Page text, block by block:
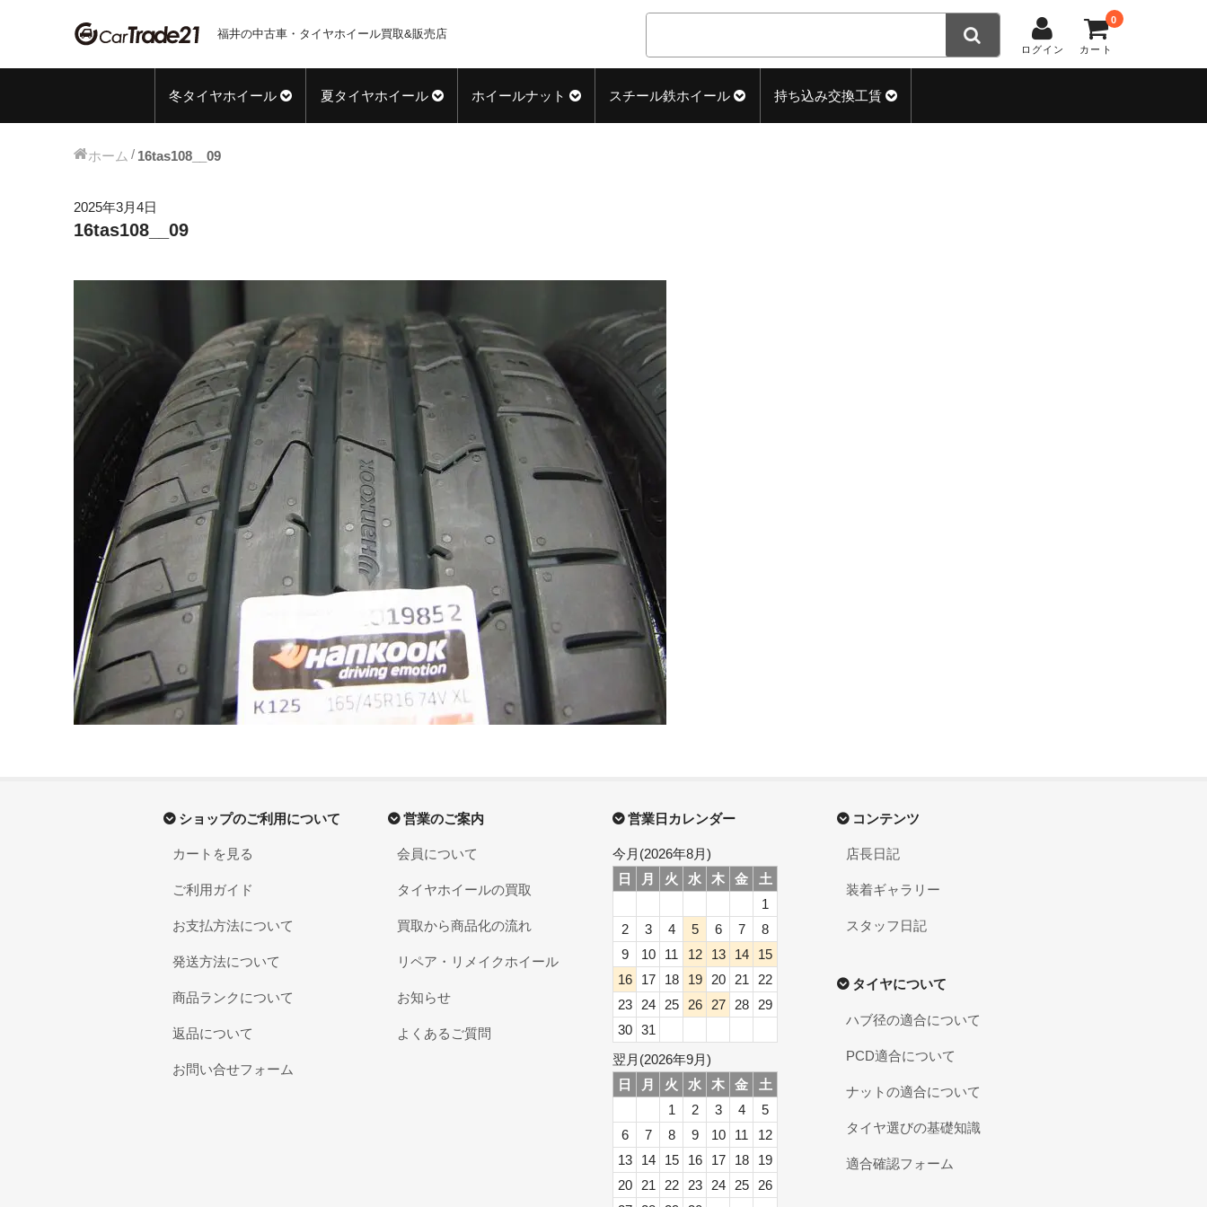
福井の中古車・タイヤホイール買取&販売店
ログイン カート
0
冬タイヤホイール 夏タイヤホイール ホイールナット スチール鉄ホイール 持ち込み交換工賃
ホーム 16tas108__09
2025年3月4日
16tas108__09
ショップのご利用について
カートを見る
ご利用ガイド
お支払方法について
発送方法について
商品ランクについて
返品について
お問い合せフォーム
営業のご案内
会員について
タイヤホイールの買取
買取から商品化の流れ
リペア・リメイクホイール
お知らせ
よくあるご質問
コンテンツ
店長日記
装着ギャラリー
スタッフ日記
タイヤについて
ハブ径の適合について
PCD適合について
ナットの適合について
タイヤ選びの基礎知識
適合確認フォーム
営業日カレンダー
今月(2026年8月)
日
月 火 水 木 金
土
1
2
3 4 5 6 7
8
9
10 11 12 13 14
15
16
17 18 19 20 21
22
23
24 25 26 27 28
29
30
31
翌月(2026年9月)
日
月 火 水 木 金
土
1
2 3 4
5
6
7 8 9 10 11
12
13
14 15 16 17 18
19
20
21 22 23 24 25
26